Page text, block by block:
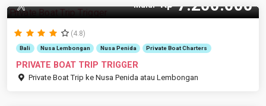
Mulai Rp7.200.000
(4.8)
Bali Nusa Lembongan Nusa Penida Private Boat Charters
PRIVATE BOAT TRIP TRIGGER
Private Boat Trip ke Nusa Penida atau Lembongan